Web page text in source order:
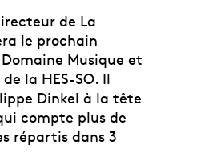
de La
le prochain
Musique et
la HES-SO. Il
Dinkel à la tête
compte plus de
répartis dans 3